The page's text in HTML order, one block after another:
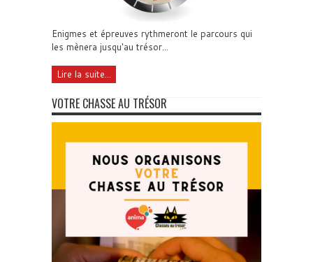
Enigmes et épreuves rythmeront le parcours qui
les mènera jusqu'au trésor...
Lire la suite...
VOTRE CHASSE AU TRÉSOR